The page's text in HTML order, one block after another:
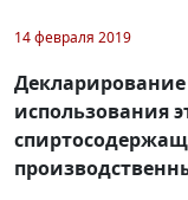
14 февраля 2019
Декларирование
использования